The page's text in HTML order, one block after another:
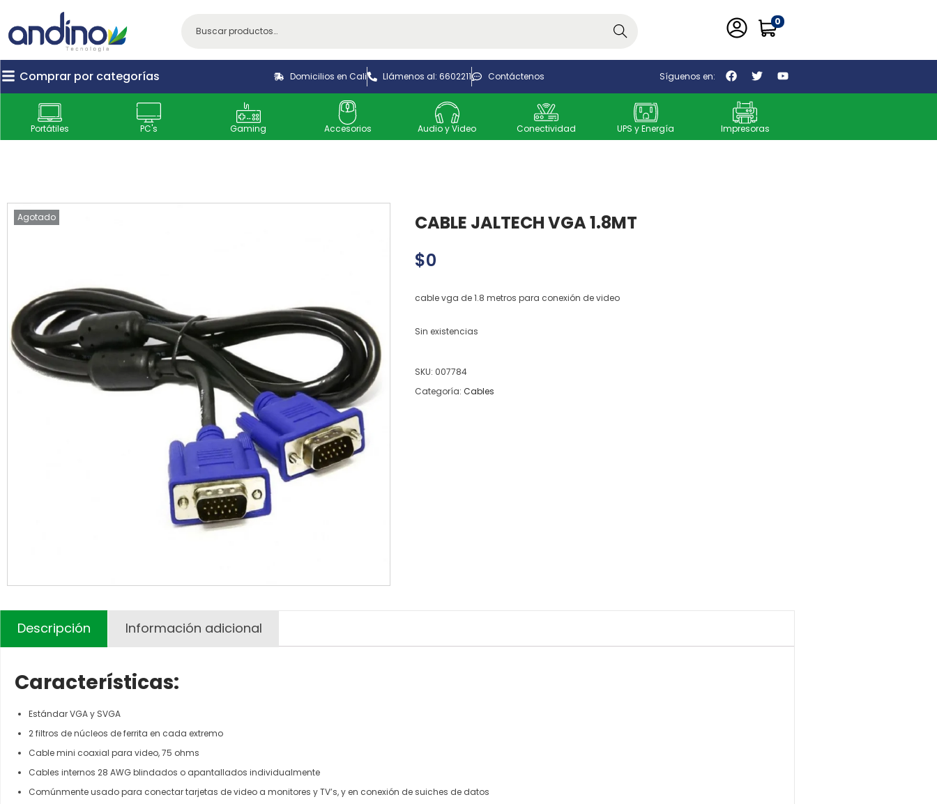
Buscar
0
Comprar por categorías Domicilios en Cali Llámenos al: 6602211 Contáctenos Síguenos en:
Portátiles PC's Gaming Accesorios Audio y Video Conectividad UPS y Energía Impresoras
Agotado
CABLE JALTECH VGA 1.8MT
$0
cable vga de 1.8 metros para conexión de video
Sin existencias
SKU: 007784
Categoría: Cables
Descripción Información adicional
Características:
Estándar VGA y SVGA
2 filtros de núcleos de ferrita en cada extremo
Cable mini coaxial para video, 75 ohms
Cables internos 28 AWG blindados o apantallados individualmente
Comúnmente usado para conectar tarjetas de video a monitores y TV’s, y en conexión de suiches de datos